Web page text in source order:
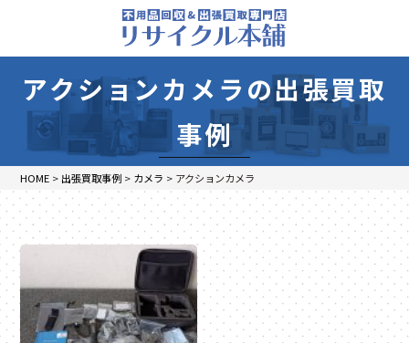
アクションカメラの出張買取
事例
HOME > 出張買取事例 > カメラ > アクションカメラ